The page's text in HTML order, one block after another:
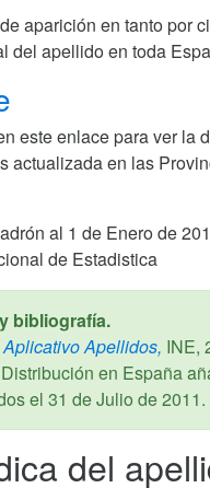
aparición en tanto por
del apellido en toda
este enlace para ver la
actualizada en las
al 1 de Enero de
de Estadistica
bibliografía.
Aplicativo Apellidos, INE,
en España
el 31 de Julio de 2011.
del